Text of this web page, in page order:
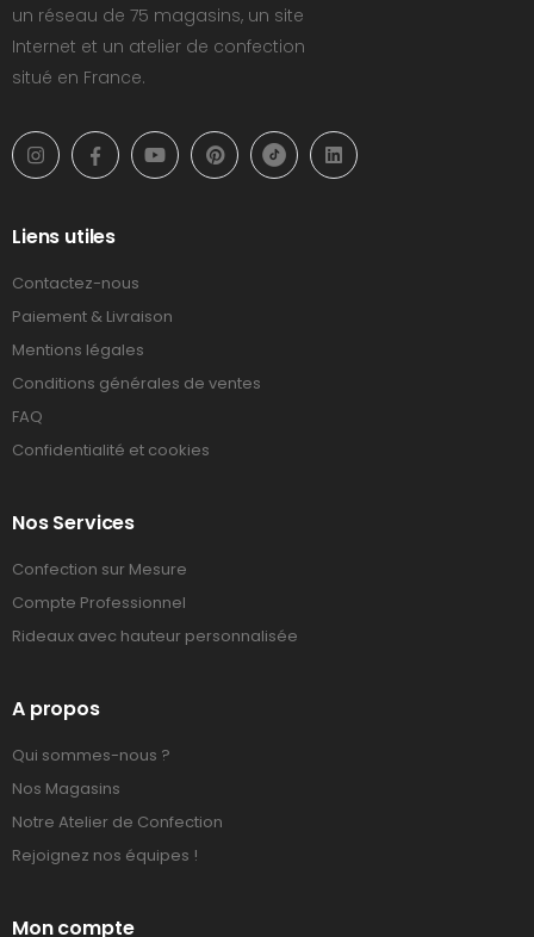
un réseau de 75 magasins, un site
Internet et un atelier de confection
situé en France.
Liens utiles
Contactez-nous
Paiement & Livraison
Mentions légales
Conditions générales de ventes
FAQ
Confidentialité et cookies
Nos Services
Confection sur Mesure
Compte Professionnel
Rideaux avec hauteur personnalisée
A propos
Qui sommes-nous ?
Nos Magasins
Notre Atelier de Confection
Rejoignez nos équipes !
Mon compte